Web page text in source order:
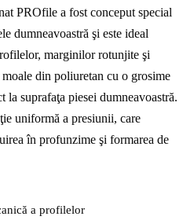
PROfile a fost conceput special
dumneavoastră şi este ideal
marginilor rotunjite şi
din poliuretan cu o grosime
la suprafaţa piesei dumneavoastră.
uniformă a presiunii, care
în profunzime şi formarea de
a profilelor